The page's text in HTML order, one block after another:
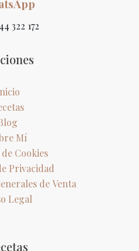
322 172
Mí
Cookies
Privacidad
de Venta
Legal